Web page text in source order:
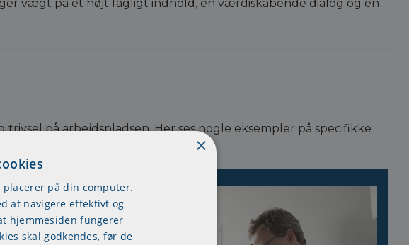
vægt på et højt fagligt indhold, en værdiskabende dialog og en
på arbejdspladsen. Her ses nogle eksempler på specifikke
×
placerer på din computer.
at navigere effektivt og
hjemmesiden fungerer
skal godkendes, før de